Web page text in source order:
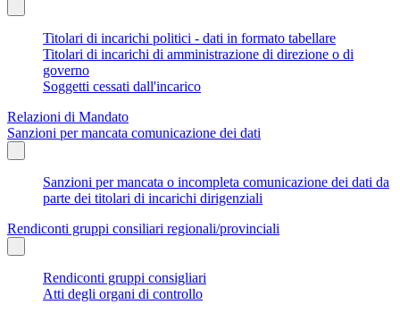
Titolari di incarichi politici - dati in formato tabellare
Titolari di incarichi di amministrazione di direzione o di
governo
Soggetti cessati dall'incarico
Relazioni di Mandato
Sanzioni per mancata comunicazione dei dati
Sanzioni per mancata o incompleta comunicazione dei dati da
parte dei titolari di incarichi dirigenziali
Rendiconti gruppi consiliari regionali/provinciali
Rendiconti gruppi consigliari
Atti degli organi di controllo